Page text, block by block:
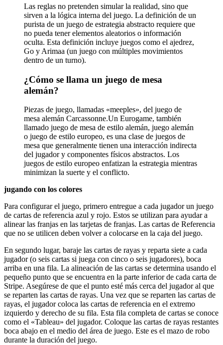
Las reglas no pretenden simular la realidad, sino que
sirven a la lógica interna del juego. La definición de un
purista de un juego de estrategia abstracto requiere que
no pueda tener elementos aleatorios o información
oculta. Esta definición incluye juegos como el ajedrez,
Go y Arimaa (un juego con múltiples movimientos
dentro de un turno).
¿Cómo se llama un juego de mesa
alemán?
Piezas de juego, llamadas «meeples», del juego de
mesa alemán Carcassonne.Un Eurogame, también
llamado juego de mesa de estilo alemán, juego alemán
o juego de estilo europeo, es una clase de juegos de
mesa que generalmente tienen una interacción indirecta
del jugador y componentes físicos abstractos. Los
juegos de estilo europeo enfatizan la estrategia mientras
minimizan la suerte y el conflicto.
jugando con los colores
Para configurar el juego, primero entregue a cada jugador un juego
de cartas de referencia azul y rojo. Estos se utilizan para ayudar a
alinear las franjas en las tarjetas de franjas. Las cartas de Referencia
que no se utilicen deben volver a colocarse en la caja del juego.
En segundo lugar, baraje las cartas de rayas y reparta siete a cada
jugador (o seis cartas si juega con cinco o seis jugadores), boca
arriba en una fila. La alineación de las cartas se determina usando el
pequeño punto que se encuentra en la parte inferior de cada carta de
Stripe. Asegúrese de que el punto esté más cerca del jugador al que
se reparten las cartas de rayas. Una vez que se reparten las cartas de
rayas, el jugador coloca las cartas de referencia en el extremo
izquierdo y derecho de su fila. Esta fila completa de cartas se conoce
como el «Tableau» del jugador. Coloque las cartas de rayas restantes
boca abajo en el medio del área de juego. Este es el mazo de robo
durante la duración del juego.